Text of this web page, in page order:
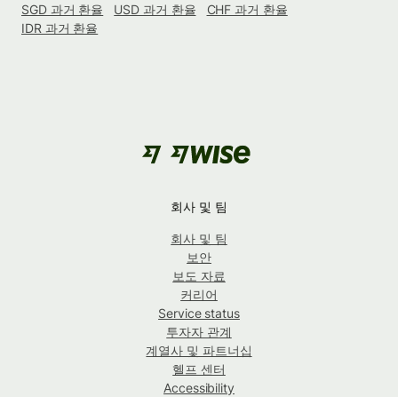
SGD 과거 환율
USD 과거 환율
CHF 과거 환율
IDR 과거 환율
회사 및 팀
회사 및 팀
보안
보도 자료
커리어
Service status
투자자 관계
계열사 및 파트너십
헬프 센터
Accessibility